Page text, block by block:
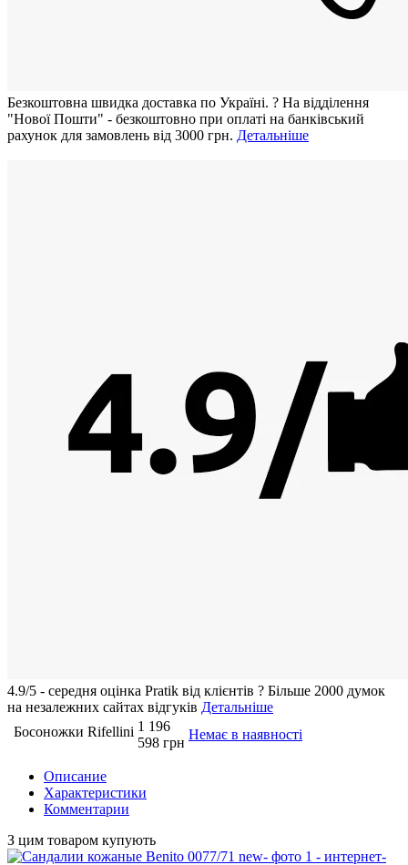
Безкоштовна швидка доставка по Україні. ? На відділення
"Нової Пошти" - безкоштовно при оплаті на банківський
рахунок для замовлень від 3000 грн. Детальніше
4.9/5 - середня оцiнка Pratik вiд клієнтів ? Більше 2000 думок
на незалежних сайтах відгуків Детальніше
Босоножки Rifellini 1 196
598 грн
Немає в наявності
Описание
Характеристики
Комментарии
З цим товаром купують